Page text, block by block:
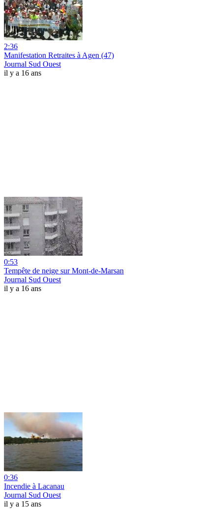
2:36
Manifestation Retraites à Agen (47)
Journal Sud Ouest
il y a 16 ans
0:53
Tempête de neige sur Mont-de-Marsan
Journal Sud Ouest
il y a 16 ans
0:36
Incendie à Lacanau
Journal Sud Ouest
il y a 15 ans